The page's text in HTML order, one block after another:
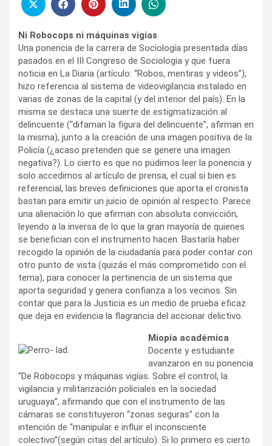
Ni Robocops ni máquinas vigías
Una ponencia de la carrera de Sociología presentada días
pasados en el III Congreso de Sociologia y que fuera
noticia en La Diaria (artículo: “Robos, mentiras y videos”),
hizo referencia al sistema de videovigilancia instalado en
varias de zonas de la capital (y del interior del país). En la
misma se destaca una suerte de estigmatización al
delincuente (“difaman la figura del delincuente”, afirman en
la misma), junto a la creación de una imagen positiva de la
Policía (¿acaso pretenden que se genere una imagen
negativa?). Lo cierto es que no pudimos leer la ponencia y
solo accedimos al artículo de prensa, el cual si bien es
referencial, las breves definiciones que aporta el cronista
bastan para emitir un juicio de opinión al respecto. Parece
una alienación lo que afirman con absoluta convicción,
leyendo a la inversa de lo que la gran mayoría de quienes
se benefician con el instrumento hacen. Bastaría haber
recogido la opinión de la ciudadanía para poder contar con
otro punto de vista (quizás el más comprometido con el
tema), para conocer la pertinencia de un sistema que
aporta seguridad y genera confianza a los vecinos. Sin
contar que para la Justicia es un medio de prueba eficaz
que deja en evidencia la flagrancia del accionar delictivo.
Miopía académica
Docente y estudiante
avanzaron en su ponencia
“De Robocops y máquinas vigías. Sobre el control, la
vigilancia y militarización policiales en la sociedad
uruguaya”, afirmando que con el instrumento de las
cámaras se constituyeron “zonas seguras” con la
intención de “manipular e influir el inconsciente
colectivo”(según citas del artículo). Si lo primero es cierto